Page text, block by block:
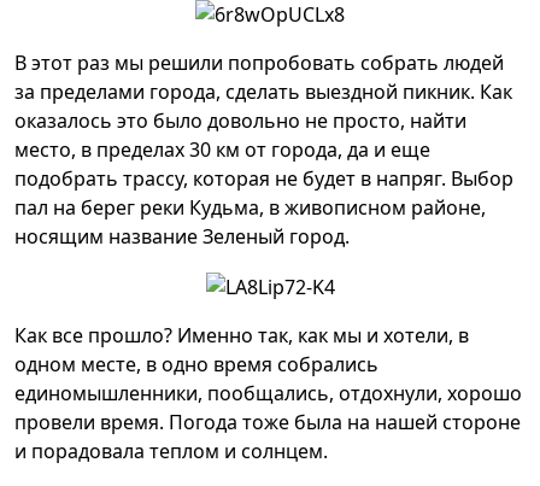
В этот раз мы решили попробовать собрать людей
за пределами города, сделать выездной пикник. Как
оказалось это было довольно не просто, найти
место, в пределах 30 км от города, да и еще
подобрать трассу, которая не будет в напряг. Выбор
пал на берег реки Кудьма, в живописном районе,
носящим название Зеленый город.
Как все прошло? Именно так, как мы и хотели, в
одном месте, в одно время собрались
единомышленники, пообщались, отдохнули, хорошо
провели время. Погода тоже была на нашей стороне
и порадовала теплом и солнцем.